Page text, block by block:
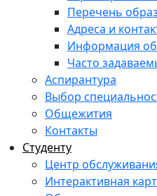
Перечень
Адреса и
Информация
Часто
Аспирантура
Выбор
Общежития
Контакты
Студенту
Центр
Интерактивная